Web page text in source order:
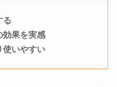
る
効果を実感
使いやすい